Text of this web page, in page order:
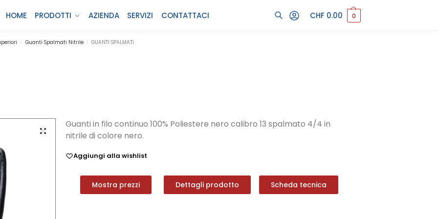
HOME PRODOTTI AZIENDA SERVIZI CONTATTACI CHF 0.00 0
/ Guanti Spalmati Nitrile / GUANTI SPALMATI
Guanti in filo continuo 100% Poliestere nero calibro 13 spalmato 4/4 in
nitrile di colore nero.
Aggiungi alla wishlist
Mostra prezzi Dettagli prodotto Scheda tecnica